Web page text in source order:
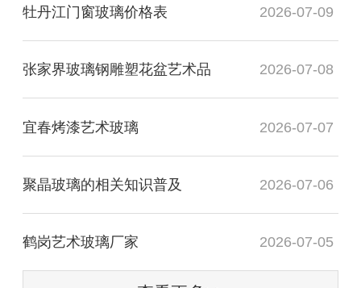
牡丹江门窗玻璃价格表 2026-07-09
张家界玻璃钢雕塑花盆艺术品 2026-07-08
宜春烤漆艺术玻璃 2026-07-07
聚晶玻璃的相关知识普及 2026-07-06
鹤岗艺术玻璃厂家 2026-07-05